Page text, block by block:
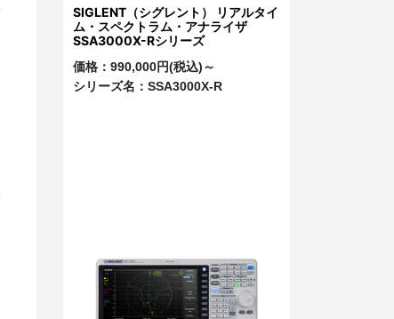
SIGLENT（シグレント） リアルタイ
ム・スペクトラム・アナライザ
SSA3000X-Rシリーズ
価格： 990,000円(税込)～
シリーズ名： SSA3000X-R